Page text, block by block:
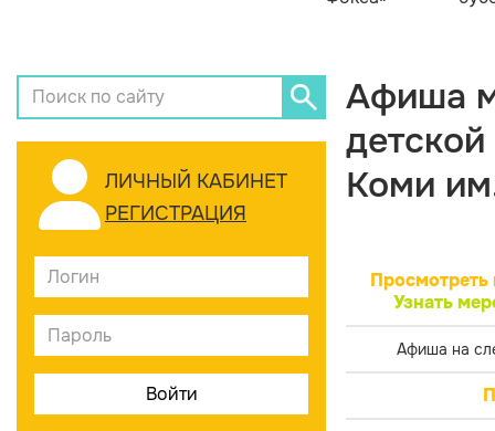
ЛИЧНЫЙ КАБИНЕТ
РЕГИСТРАЦИЯ
Афиша
Коми
Просмотреть
Узнать
Афиша на